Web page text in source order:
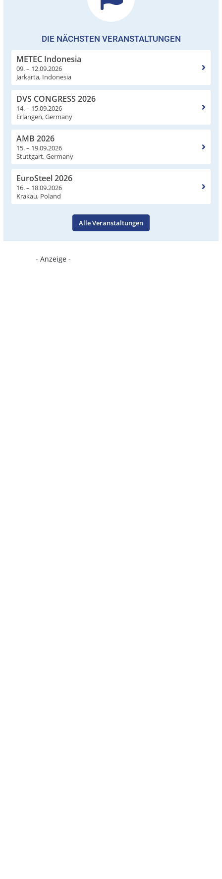
DIE NÄCHSTEN VERANSTALTUNGEN
METEC Indonesia
09. – 12.09.2026
Jarkarta, Indonesia
DVS CONGRESS 2026
14. – 15.09.2026
Erlangen, Germany
AMB 2026
15. – 19.09.2026
Stuttgart, Germany
EuroSteel 2026
16. – 18.09.2026
Krakau, Poland
Alle Veranstaltungen
- Anzeige -